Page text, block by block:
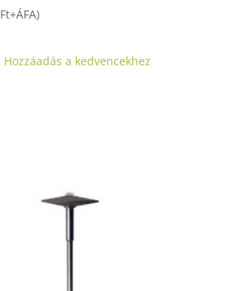
Ft+ÁFA)
Hozzáadás a kedvencekhez